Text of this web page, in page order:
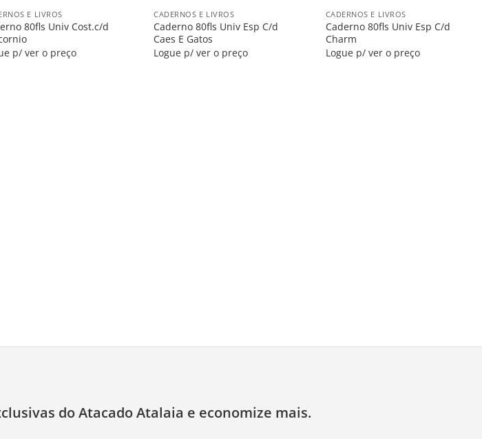
E LIVROS
80fls Univ Cost.c/d
p/ ver o preço
CADERNOS E LIVROS
Caderno 80fls Univ Esp C/d
Caes E Gatos
Logue p/ ver o preço
CADERNOS E LIVROS
Caderno 80fls Univ Esp C/d
Charm
Logue p/ ver o preço
do Atacado Atalaia e economize mais.